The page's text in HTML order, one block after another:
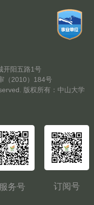
开阳五路1号
（2010）184号
版权所有：中山大学
服务号 订阅号